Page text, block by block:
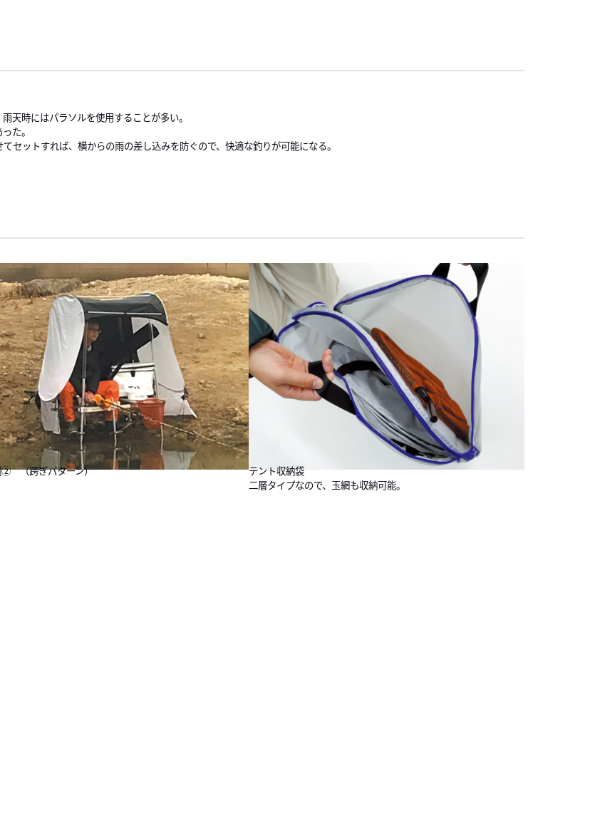
天時にはパラソルを使用することが多い。
た。
セットすれば、横からの雨の差し込みを防ぐので、快適な釣りが可能になる。
② （跨ぎパターン）
テント収納袋
二層タイプなので、玉網も収納可能。